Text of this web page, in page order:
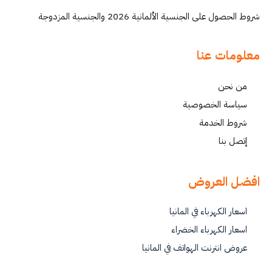
شروط الحصول على الجنسية الألمانية 2026 والجنسية المزدوجة
معلومات عنا
من نحن
سياسة الخصوصية
شروط الخدمة
إتصل بنا
افضل العروض
اسعار الكهرباء في المانيا
اسعار الكهرباء الخضراء
عروض انترنت الهواتف في المانيا